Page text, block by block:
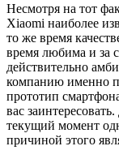
Несмотря на тот
Xiaomi наиболее
то же время
время любима и за
действительно
компанию именно
прототип
вас
текущий момент
причиной этого